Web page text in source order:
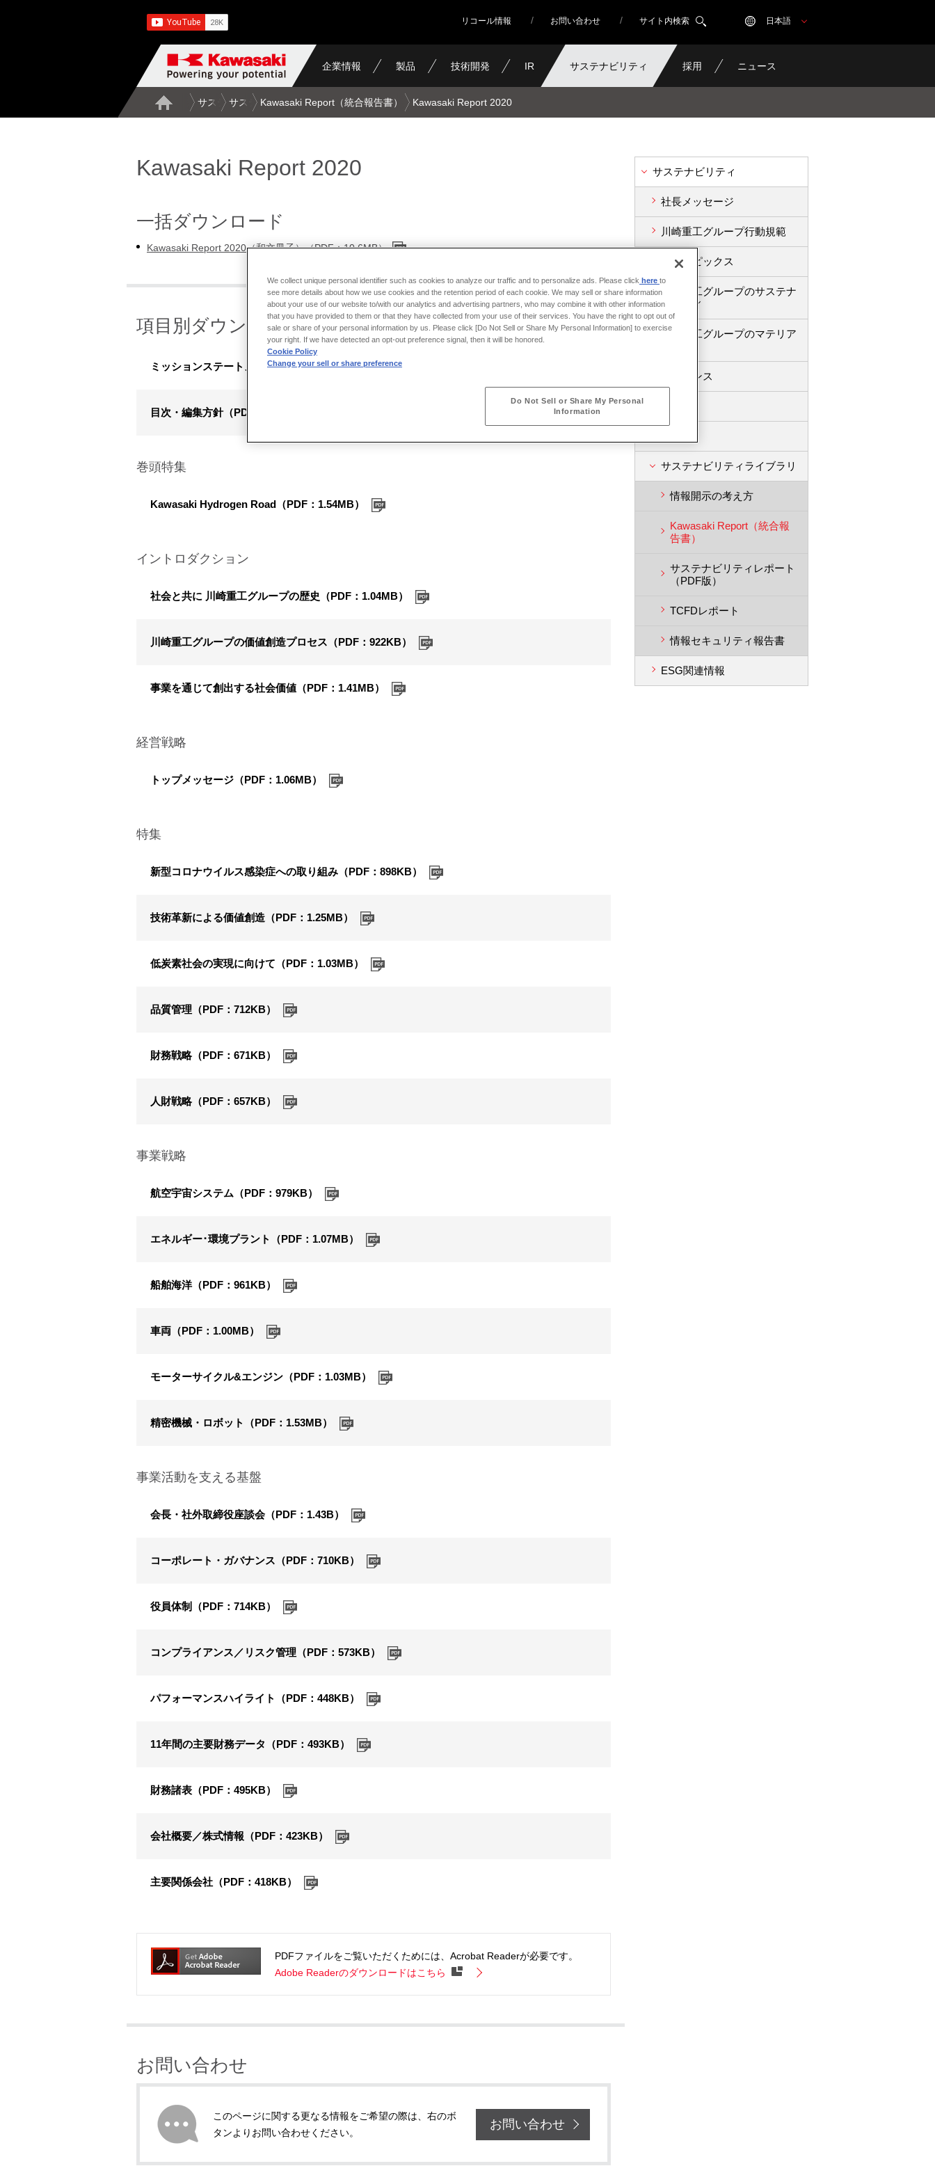
リコール情報 お問い合わせ サイト内検索 日本語
企業情報 製品 技術開発 IR サステナビリティ 採用 ニュース
サステナビリティ
サステナビリティライブラリ
Kawasaki Report（統合報告書） Kawasaki Report 2020
Kawasaki Report 2020
一括ダウンロード
Kawasaki Report 2020（和文冊子）（PDF：10.6MB）
項目別ダウンロード
ミッションステートメント・マテリアリティ（重要課題）（PDF：919KB）
目次・編集方針（PDF：817KB）
巻頭特集
Kawasaki Hydrogen Road（PDF：1.54MB）
イントロダクション
社会と共に 川崎重工グループの歴史（PDF：1.04MB）
川崎重工グループの価値創造プロセス（PDF：922KB）
事業を通じて創出する社会価値（PDF：1.41MB）
経営戦略
トップメッセージ（PDF：1.06MB）
特集
新型コロナウイルス感染症への取り組み（PDF：898KB）
技術革新による価値創造（PDF：1.25MB）
低炭素社会の実現に向けて（PDF：1.03MB）
品質管理（PDF：712KB）
財務戦略（PDF：671KB）
人財戦略（PDF：657KB）
事業戦略
航空宇宙システム（PDF：979KB）
エネルギー･環境プラント（PDF：1.07MB）
船舶海洋（PDF：961KB）
車両（PDF：1.00MB）
モーターサイクル&エンジン（PDF：1.03MB）
精密機械・ロボット（PDF：1.53MB）
事業活動を支える基盤
会長・社外取締役座談会（PDF：1.43B）
コーポレート・ガバナンス（PDF：710KB）
役員体制（PDF：714KB）
コンプライアンス／リスク管理（PDF：573KB）
パフォーマンスハイライト（PDF：448KB）
11年間の主要財務データ（PDF：493KB）
財務諸表（PDF：495KB）
会社概要／株式情報（PDF：423KB）
主要関係会社（PDF：418KB）
PDFファイルをご覧いただくためには、Acrobat Readerが必要です。
Adobe Readerのダウンロードはこちら
お問い合わせ
このページに関する更なる情報をご希望の際は、右のボ
タンよりお問い合わせください。
お問い合わせ
サステナビリティ
社長メッセージ
川崎重工グループ行動規範
関連トピックス
川崎重工グループのサステナ
ビリティ
川崎重工グループのマテリア
ガバナンス
サステナビリティライブラリ
情報開示の考え方
Kawasaki Report（統合報
告書）
サステナビリティレポート
（PDF版）
TCFDレポート
情報セキュリティ報告書
ESG関連情報
We collect unique personal identifier such as cookies to analyze our traffic and to personalize ads. Please click here to
see more details about how we use cookies and the retention period of each cookie. We may sell or share information
about your use of our website to/with our analytics and advertising partners, who may combine it with other information
that you have provided to them or that they have collected from your use of their services. You have the right to opt out of
sale or share of your personal information by us. Please click [Do Not Sell or Share My Personal Information] to exercise
your right. If we have detected an opt-out preference signal, then it will be honored.
Cookie Policy
Change your sell or share preference
Do Not Sell or Share My Personal
Information